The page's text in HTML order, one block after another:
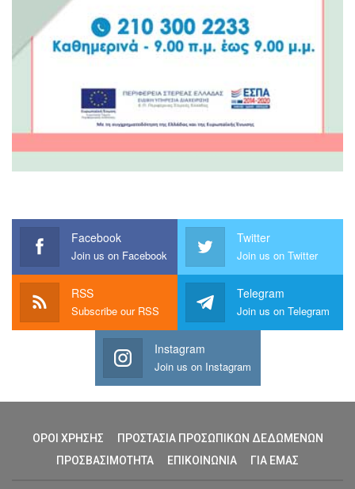
Facebook
Join us on Facebook
Twitter
Join us on Twitter
RSS
Subscribe our RSS
Telegram
Join us on Telegram
Instagram
Join us on Instagram
ΟΡΟΙ ΧΡΗΣΗΣ
ΠΡΟΣΤΑΣΙΑ ΠΡΟΣΩΠΙΚΩΝ ΔΕΔΩΜΕΝΩΝ
ΠΡΟΣΒΑΣΙΜΟΤΗΤΑ
ΕΠΙΚΟΙΝΩΝΙΑ ΓΙΑ ΕΜΑΣ